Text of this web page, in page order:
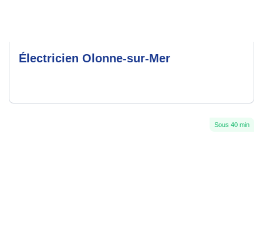
Électricien Olonne-sur-Mer
Sous 40 min